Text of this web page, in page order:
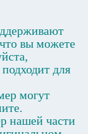
вы можете
для
могут
нашей части